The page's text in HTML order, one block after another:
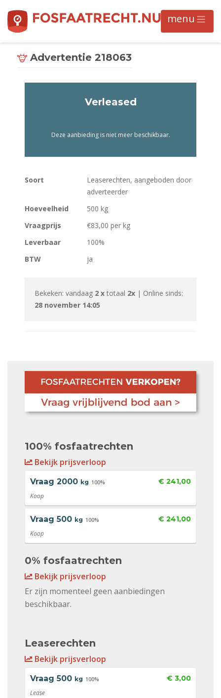
Advertentie 218063
Soort
Leaserechten, aangeboden door
adverteerder
Hoeveelheid
500 kg
Vraagprijs
€83,00 per kg
Leverbaar
100%
BTW
ja
Bekeken: vandaag 2 x totaal 2x | Online sinds:
28 november 14:05
Verleased
Deze aanbieding is niet meer beschikbaar.
100% fosfaatrechten
Bekijk prijsverloop
Vraag 2000 kg 100% € 241,00
Koop
Vraag 500 kg 100% € 241,00
Koop
0% fosfaatrechten
Bekijk prijsverloop
Er zijn momenteel geen aanbiedingen
beschikbaar.
Leaserechten
Bekijk prijsverloop
Vraag 500 kg 100% € 3,00
Lease